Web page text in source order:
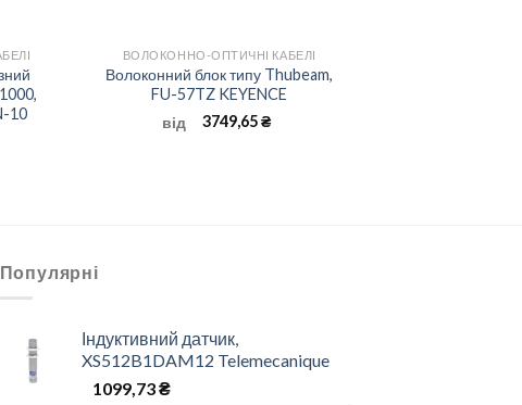
10
ВОЛОКОННО-ОПТИЧНІ КАБЕЛІ
Волоконний блок типу Thubeam,
FU-57TZ KEYENCE
від
3749,65₴
Популярні
Індуктивний датчик,
XS512B1DAM12 Telemecanique
1099,73₴